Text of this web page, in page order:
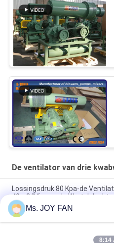
De ventilator van drie
Lossingsdruk 80 Kpa-de
40m3/Min van de Wortelslucht
10" 80kpa 71.52m3/Min 132kw
wortelblazer
Ms. JOY FAN
8:14